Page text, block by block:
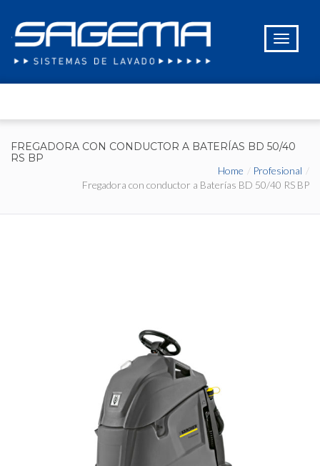
FREGADORA CON CONDUCTOR A BATERÍAS BD 50/40
RS BP
Home
Profesional
Fregadora con conductor a Baterías BD 50/40 RS BP